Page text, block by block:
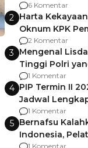
Gagalnya
6 Komentar
2 Harta
Oknum KPK
Pemalang
2 Komentar
3 Mengenal
Tinggi Polri
Usai Jadi Brigjen
1 Komentar
4 PIP Termin II
Jadwal
agar Dana
1 Komentar
5 Bernafsu
Indonesia,
1 Komentar